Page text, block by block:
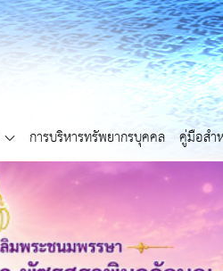
การบริหารทรัพยากรบุคคล คู่มือสำ